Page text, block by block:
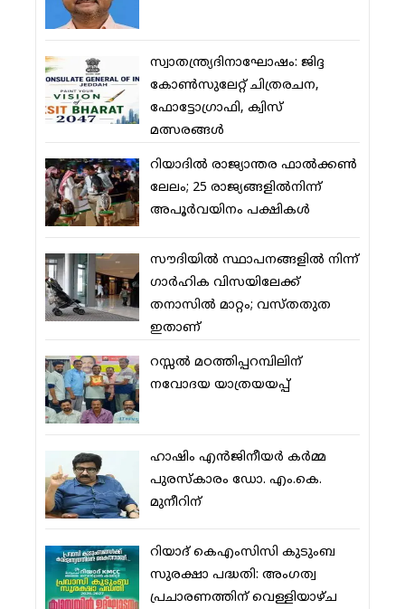
സ്വാതന്ത്ര്യദിനാഘോഷം: ജിദ്ദ
കോണ്‍സുലേറ്റ് ചിത്രരചന,
ഫോട്ടോഗ്രാഫി, ക്വിസ്
മത്സരങ്ങള്‍
റിയാദില്‍ രാജ്യാന്തര ഫാല്‍ക്കണ്‍
ലേലം; 25 രാജ്യങ്ങളില്‍നിന്ന്
അപൂര്‍വയിനം പക്ഷികള്‍
സൗദിയില്‍ സ്ഥാപനങ്ങളില്‍ നിന്ന്
ഗാര്‍ഹിക വിസയിലേക്ക്
തനാസില്‍ മാറ്റം; വസ്തതുത
ഇതാണ്
റസ്സല്‍ മഠത്തിപ്പറമ്പിലിന്
നവോദയ യാത്രയയപ്പ്
ഹാഷിം എന്‍ജിനീയര്‍ കര്‍മ്മ
പുരസ്‌കാരം ഡോ. എം.കെ.
മുനീറിന്
റിയാദ് കെഎംസിസി കുടുംബ
സുരക്ഷാ പദ്ധതി: അംഗത്വ
പ്രചാരണത്തിന് വെള്ളിയാഴ്ച